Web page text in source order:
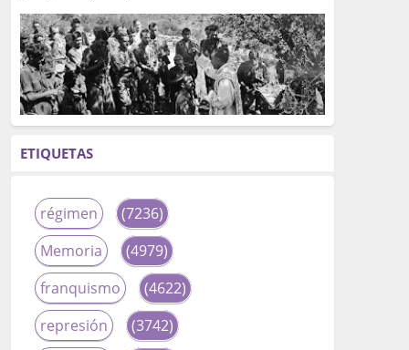
ETIQUETAS
régimen
(7236)
Memoria
(4979)
franquismo
(4622)
represión
(3742)